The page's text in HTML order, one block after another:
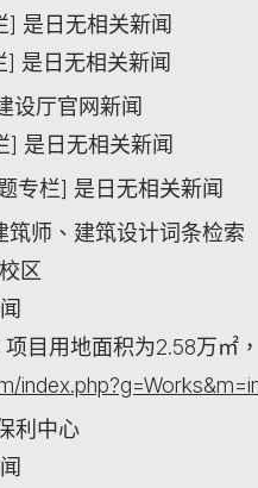
是日无相关新闻
是日无相关新闻
设厅官网新闻
是日无相关新闻
栏] 是日无相关新闻
筑师、建筑设计词条检索
区
目用地面积为2.58万㎡
利中心